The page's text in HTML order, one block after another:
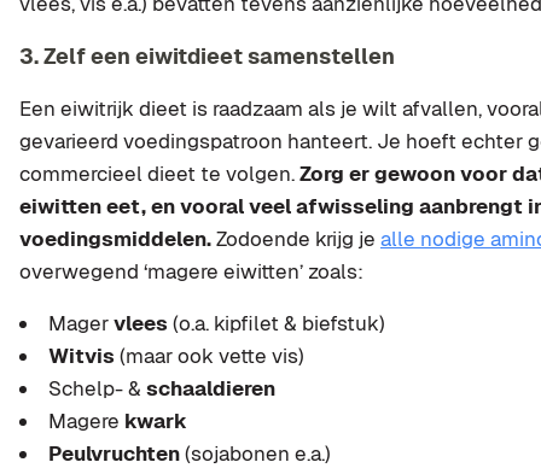
3. Zelf een eiwitdieet samenstellen
Een eiwitrijk dieet is raadzaam als je wilt afvallen,
gevarieerd voedingspatroon hanteert. Je hoeft echter
commercieel dieet te volgen.Zorg er gewoon voor
eiwitten eet, en vooral veel afwisseling aanbrengt
voedingsmiddelen.Zodoende krijg je alle nodige
overwegend ‘magere eiwitten’ zoals:
Magervlees (o.a. kipfilet & biefstuk)
Witvis (maar ook vette vis)
Schelp- & schaaldieren
Magere kwark
Peulvruchten(sojabonen e.a.)